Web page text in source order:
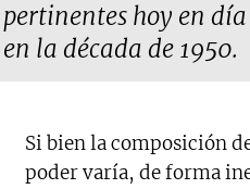
pertinentes hoy en
en la década de 1950.
Si bien la composición
poder varía, de forma